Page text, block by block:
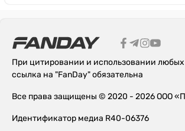
При цитировании и использовании
ссылка на "FanDay" обязательна
Все права защищены © 2020 - 2026 ООО
Идентификатор медиа R40-06376